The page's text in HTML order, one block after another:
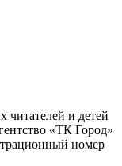
читателей и детей
«ТК Город»
номер